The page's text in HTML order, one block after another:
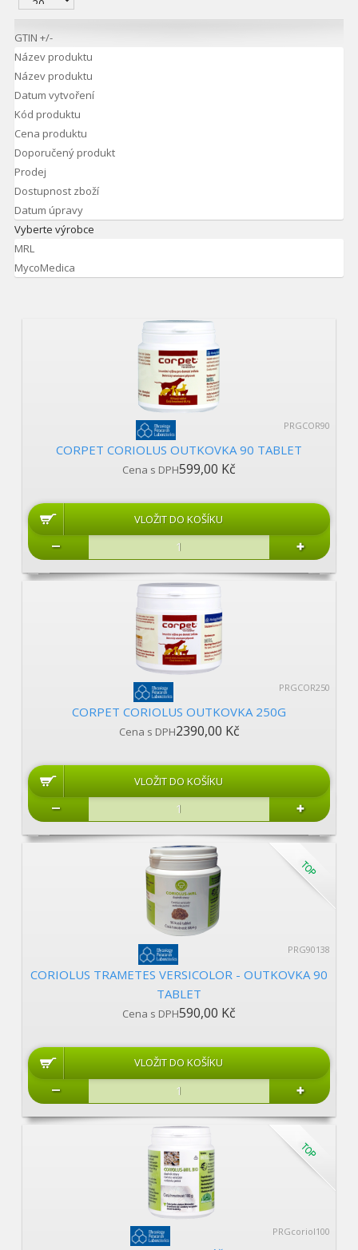
GTIN +/-
Název produktu
Název produktu
Datum vytvoření
Kód produktu
Cena produktu
Doporučený produkt
Prodej
Dostupnost zboží
Datum úpravy
Vyberte výrobce
MRL
MycoMedica
PRGCOR90
CORPET CORIOLUS OUTKOVKA 90 TABLET
Cena s DPH599,00 Kč
PRGCOR250
CORPET CORIOLUS OUTKOVKA 250G
Cena s DPH2390,00 Kč
PRG90138
CORIOLUS TRAMETES VERSICOLOR - OUTKOVKA 90
TABLET
Cena s DPH590,00 Kč
PRGcoriol100